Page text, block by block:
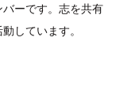
バーです。志を共有
しています。